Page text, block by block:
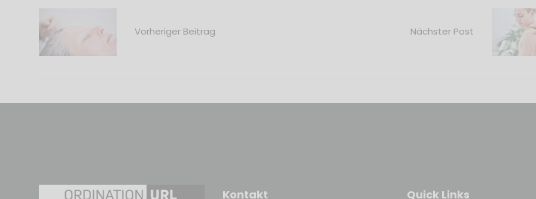
Vorheriger Beitrag Nächster Post
Kontakt Quick Links